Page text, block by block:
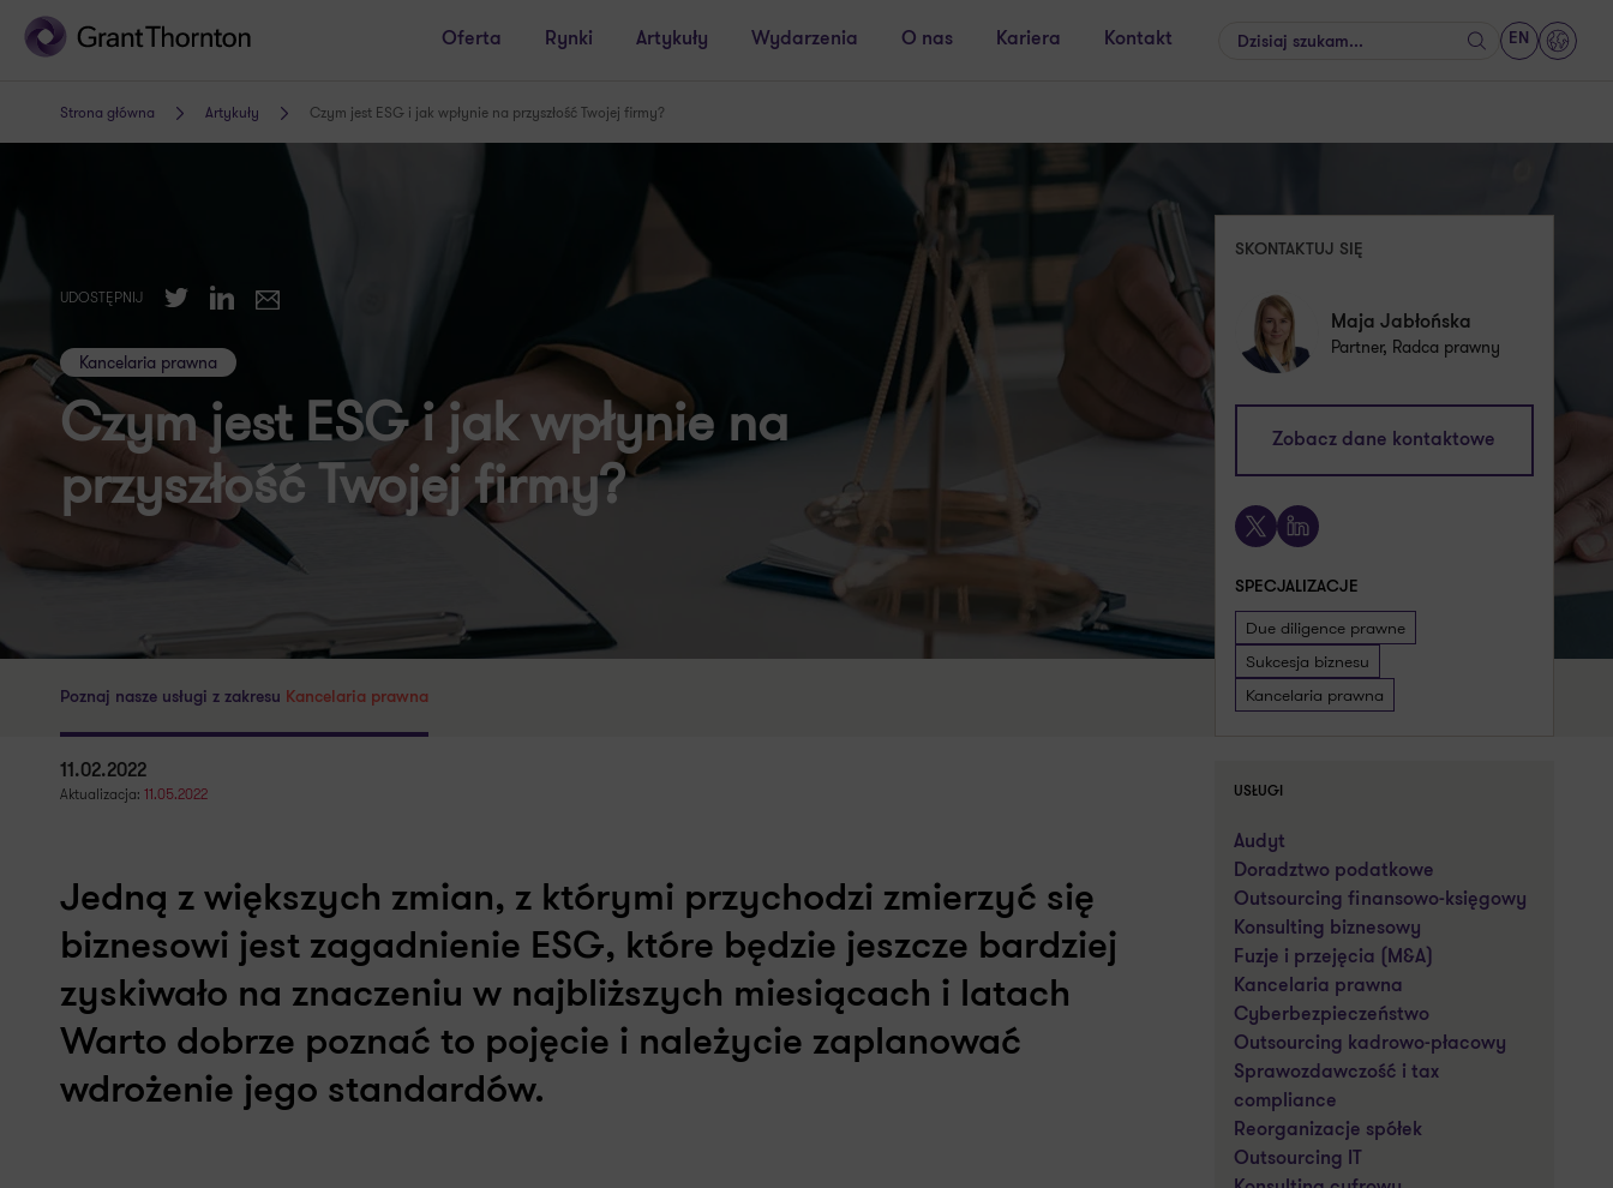
Oferta Rynki Artykuły Wydarzenia O nas Kariera Kontakt Szukaj
EN
Strona główna Artykuły Czym jest ESG i jak wpłynie na przyszłość Twojej firmy?
UDOSTĘPNIJ TwitterLinkedIn
E-mail
Kancelaria prawna
Czym jest ESG i jak wpłynie na
przyszłość Twojej firmy?
SKONTAKTUJ SIĘ
Maja Jabłońska
Partner, Radca prawny
Zobacz dane kontaktowe
X LinkedIn
SPECJALIZACJE
Due diligence prawne
Sukcesja biznesu
Kancelaria prawna
USŁUGI
Audyt
Doradztwo podatkowe
Outsourcing finansowo-księgowy
Konsulting biznesowy
Fuzje i przejęcia (M&A)
Kancelaria prawna
Cyberbezpieczeństwo
Outsourcing kadrowo-płacowy
Sprawozdawczość i tax
compliance
Reorganizacje spółek
Outsourcing IT
Poznaj nasze usługi z zakresu Kancelaria prawna
11.02.2022
Aktualizacja: 11.05.2022
Jedną z większych zmian, z którymi przychodzi zmierzyć się
biznesowi jest zagadnienie ESG, które będzie jeszcze bardziej
zyskiwało na znaczeniu w najbliższych miesiącach i latach
Warto dobrze poznać to pojęcie i należycie zaplanować
wdrożenie jego standardów.